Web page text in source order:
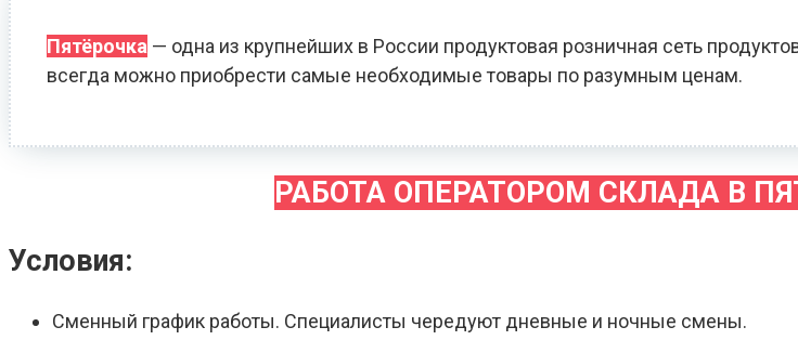
Пятёрочка — одна из крупнейших в России продуктовая розничная сеть
всегда можно приобрести самые необходимые товары по разумным ценам.
РАБОТА ОПЕРАТОРОМ СКЛАДА В
Условия:
Сменный график работы. Специалисты чередуют дневные и ночные смены.